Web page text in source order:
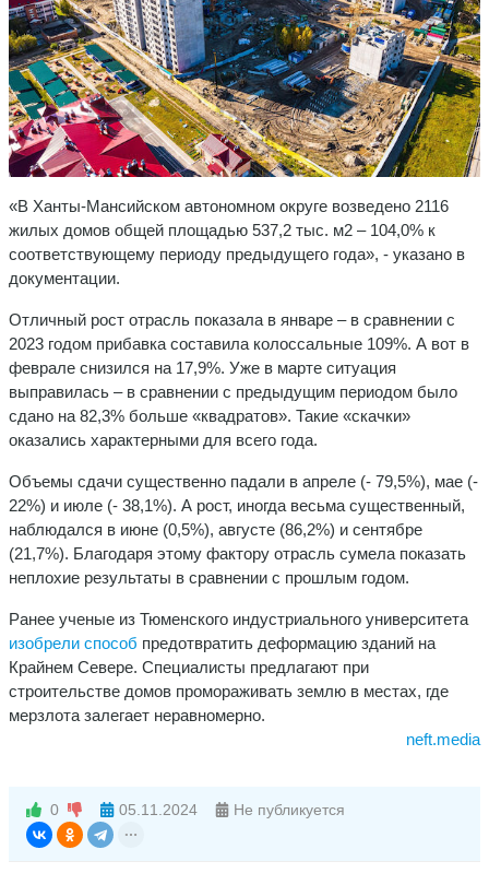
«В Ханты-Мансийском автономном округе возведено 2116
жилых домов общей площадью 537,2 тыс. м2 – 104,0% к
соответствующему периоду предыдущего года», - указано в
документации.
Отличный рост отрасль показала в январе – в сравнении с
2023 годом прибавка составила колоссальные 109%. А вот в
феврале снизился на 17,9%. Уже в марте ситуация
выправилась – в сравнении с предыдущим периодом было
сдано на 82,3% больше «квадратов». Такие «скачки»
оказались характерными для всего года.
Объемы сдачи существенно падали в апреле (- 79,5%), мае (-
22%) и июле (- 38,1%). А рост, иногда весьма существенный,
наблюдался в июне (0,5%), августе (86,2%) и сентябре
(21,7%). Благодаря этому фактору отрасль сумела показать
неплохие результаты в сравнении с прошлым годом.
Ранее ученые из Тюменского индустриального университета
изобрели способ предотвратить деформацию зданий на
Крайнем Севере. Специалисты предлагают при
строительстве домов промораживать землю в местах, где
мерзлота залегает неравномерно.
neft.media
0 05.11.2024 Не публикуется